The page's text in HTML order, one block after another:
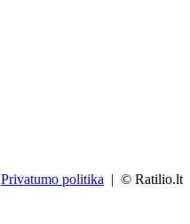
Privatumo politika | © Ratilio.lt